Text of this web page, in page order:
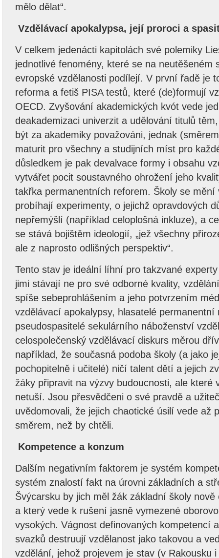
mělo dělat“.
Vzdělávací apokalypsa, její proroci a
V celkem jedenácti kapitolách své polemiky
jednotlivé fenomény, které se na neutěšeném
evropské vzdělanosti podílejí. V první řadě je
reforma a fetiš PISA testů, které (de)formují
OECD. Zvyšování akademických kvót vede
deakademizaci univerzit a udělování titulů
být za akademiky považováni, jednak
maturit pro všechny a studijních míst pro
důsledkem je pak devalvace formy i obsahu
vytvářet pocit soustavného ohrožení jeho
takřka permanentních reforem. Školy se mění
probíhají experimenty, o jejichž opravdových
nepřemýšlí (například celoplošná inkluze), a
se stává bojištěm ideologií, „jež všechny
ale z naprosto odlišných perspektiv“.
Tento stav je ideální líhní pro takzvané
jimi stávají ne pro své odborné kvality,
spíše sebeprohlášením a jeho potvrzením
vzdělávací apokalypsy, hlasatelé permanentní
pseudospasitelé sekulárního náboženství
celospolečenský vzdělávací diskurs měrou
například, že současná podoba školy (a jako
pochopitelně i učitelé) ničí talent dětí a jejich
žáky připravit na výzvy budoucnosti, ale které
netuší. Jsou přesvědčeni o své pravdě a
uvědomovali, že jejich chaotické úsilí vede až
směrem, než by chtěli.
Kompetence a konzum
Dalším negativním faktorem je systém
systém znalostí fakt na úrovni základních a
Švýcarsku by jich měl žák základní školy
a který vede k rušení jasně vymezené
vysokých. Vágnost definovaných kompetencí
svazků destruují vzdělanost jako takovou a
vzdělání, jehož projevem je stav (v Rakousku